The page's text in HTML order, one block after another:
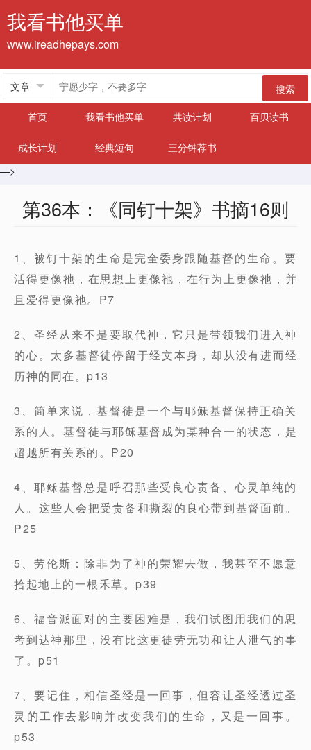
我看书他买单
www.ireadhepays.com
搜索
首页
我看书他买单 共读计划 百贝读书
成长计划 经典短句
三分钟荐书
—>
第36本：《同钉十架》书摘16则
1、被钉十架的生命是完全委身跟随基督的生命。要
活得更像祂，在思想上更像祂，在行为上更像祂，并
且爱得更像祂。P7
2、圣经从来不是要取代神，它只是带领我们进入神
的心。太多基督徒停留于经文本身，却从没有进而经
历神的同在。p13
3、简单来说，基督徒是一个与耶稣基督保持正确关
系的人。基督徒与耶稣基督成为某种合一的状态，是
超越所有关系的。P20
4、耶稣基督总是呼召那些受良心责备、心灵单纯的
人。这些人会把受责备和撕裂的良心带到基督面前。
P25
5、劳伦斯：除非为了神的荣耀去做，我甚至不愿意
拾起地上的一根禾草。p39
6、福音派面对的主要困难是，我们试图用我们的思
考到达神那里，没有比这更徒劳无功和让人泄气的事
了。p51
7、要记住，相信圣经是一回事，但容让圣经透过圣
灵的工作去影响并改变我们的生命，又是一回事。
p53